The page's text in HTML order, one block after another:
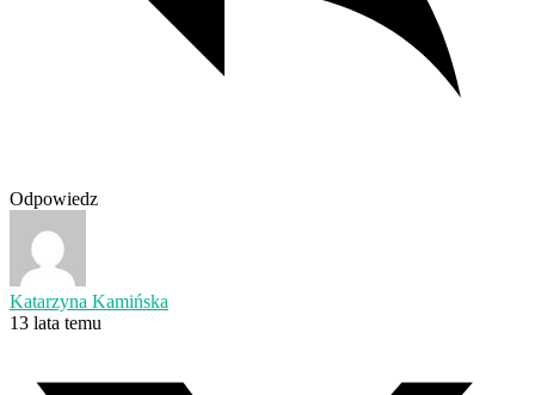
Odpowiedz
Katarzyna Kamińska
13 lata temu